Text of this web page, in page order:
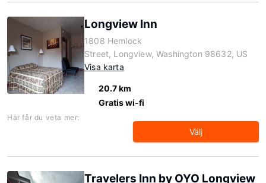
Longview Inn
1808 Hemlock
Street, Longview, Washington 98632, US
Visa karta
20.7 km
Gratis wi-fi
Här får du veta mer:
Välj
Travelers Inn by OYO Longview